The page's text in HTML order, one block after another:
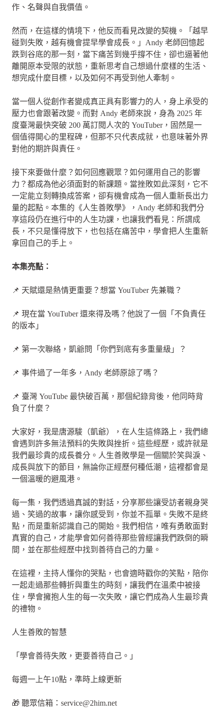
作、名聲與自我價值。
然而，在這樣的情境下，他反而看見改變的契機。「越早
碰到失敗，越有機會提早學會成長。」Andy 老師回憶起
跌到谷底的那一刻，當下痛苦到幾乎撐不住，卻也逼著他
離開原本受限的狀態，重新思考自己想過什麼樣的生活、
想完成什麼目標，以及如何不再受到他人牽制。
當一個人從創作者變成真正具有影響力的人，身上承受的
壓力也會跟著改變。而對 Andy 老師來說，身為 2025 年
度臺灣最快突破 200 萬訂閱人次的 YouTuber，固然是一
個值得開心的里程碑，但那不只代表成就，也意味著外界
對他的期許與責任。
接下來要做什麼？如何回應觀眾？如何運用自己的影響
力？都成為他必須面對的新課題。當挫敗如此深刻，它不
一定能立刻轉換成答案，卻有機會成為一個人重新長出力
量的起點。本集的《人生善敗學》，Andy 老師和我們分
享這段仍在進行中的人生功課，也讓我們看見：所謂成
長，不只是懂得放下，也包括在痛苦中，學會把人生重新
拿回自己的手上。
本集亮點：
📌 天賦還是熱情更重要？想當 YouTuber 先兼職？
📌 現在當 YouTuber 還來得及嗎？他說了一個「不負責任
的版本」
📌 第一次聯絡，凱爺問「你們到底有多重量級」？
📌 事件過了一年多，Andy 老師原諒了嗎？
📌 臺灣 YouTube 最快破百萬，那個紀錄背後，他同時背
負了什麼？
大家好，我是唐源駿（凱爺），在人生這條路上，我們總
會遇到許多無法預料的失敗與挫折。這些經歷，或許就是
我們最珍貴的成長養分。人生善敗學是一個關於笑與淚、
成長與放下的節目，無論你正經歷何種低潮，這裡都會是
一個溫暖的避風港。
每一集，我們透過真誠的對話，分享那些讓受訪者親身哭
過、笑過的故事，讓你感受到，你並不孤單。失敗不是終
點，而是重新認識自己的開始。我們相信，唯有勇敢面對
真實的自己，才能學會如何善待那些曾經讓我們跌倒的瞬
間，並在那些經歷中找到善待自己的力量。
在這裡，主持人懂你的哭點，也會適時戳你的笑點，陪你
一起走過那些轉折與重生的時刻，讓我們在溫柔中被接
住，學會擁抱人生的每一次失敗，讓它們成為人生最珍貴
的禮物。
人生善敗的智慧
「學會善待失敗，更要善待自己。」
每週一上午10點，準時上線更新
🎁 聽眾信箱： service@2him.net